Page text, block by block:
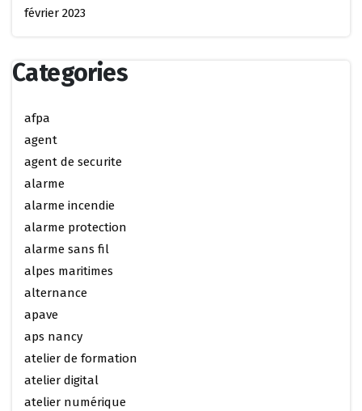
février 2023
Categories
afpa
agent
agent de securite
alarme
alarme incendie
alarme protection
alarme sans fil
alpes maritimes
alternance
apave
aps nancy
atelier de formation
atelier digital
atelier numérique